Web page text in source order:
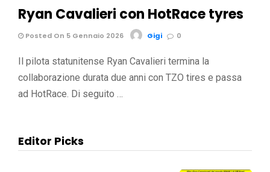
Ryan Cavalieri con HotRace tyres
Posted On 5 Gennaio 2026 Gigi 0
Il pilota statunitense Ryan Cavalieri termina la
collaborazione durata due anni con TZO tires e passa
ad HotRace. Di seguito …
Editor Picks